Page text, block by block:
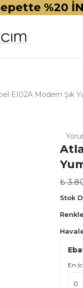
%20
EI02A Modern Şık
₺
Stok
En